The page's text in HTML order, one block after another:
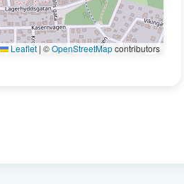
Leaflet | ©OpenStreetMapcontributors